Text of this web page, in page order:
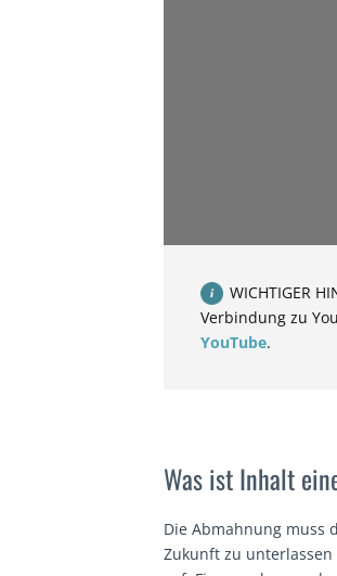
WICHTIGER
Verbindung zu
YouTube.
Was ist Inhalt
Die Abmahnung muss
Zukunft zu